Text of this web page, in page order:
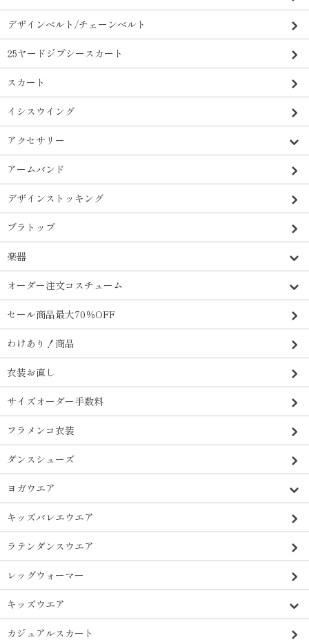
デザインベルト/チェーンベルト
25ヤードジプシースカート
スカート
イシスウイング
アクセサリー
アームバンド
デザインストッキング
ブラトップ
楽器
オーダー注文コスチューム
セール商品最大70％OFF
わけあり！商品
衣装お直し
サイズオーダー手数料
フラメンコ衣装
ダンスシューズ
ヨガウエア
キッズバレエウエア
ラテンダンスウエア
レッグウォーマー
キッズウエア
カジュアルスカート